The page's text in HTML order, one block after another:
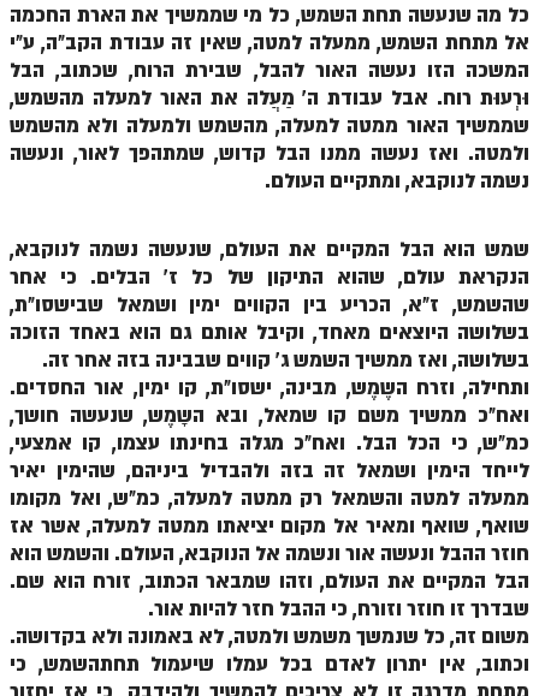
ספר הזוהר פרשת תזריע למתקדמים
זוהר מצורע מתחילים
זוהר מצורע למתקדמים
זוהר אחרי מות למתחילים
זוהר אחרי מות למתקדמים
הזוהר הקדוש – קדושים למתקדמים
ספר הזוהר אמור השקפה
ספר הזוהר אמור מתקדמים
הזוהר הקדוש פרשת בהר למתחילים
הזוהר הקדוש פרשת בהר – מתקדמים
זוהר בחוקותי למתחילים
זוהר הקדוש בחוקותי למתקדמים
ספר הזוהר – במדבר
זוהר במדבר מתחילים
זוהר במדבר מתקדמים
כל מה שנעשה תחת השמש, כל מי שממשיך את הארת החכמה
אל מתחת השמש, ממעלה למטה, שאין זה עבודת הקב"ה, ע"י
המשכה הזו נעשה האור להבל, שבירת הרוח, שכתוב, הבל
וּרְעוּת רוח. אבל עבודת ה' מַעֲלה את האור למעלה מהשמש,
שממשיך האור ממטה למעלה, מהשמש ולמעלה ולא מהשמש
ולמטה. ואז נעשה ממנו הבל קדוש, שמתהפך לאור, ונעשה
נשמה לנוקבא, ומתקיים העולם.
שמש הוא הבל המקיים את העולם, שנעשה נשמה לנוקבא,
הנקראת עולם, שהוא התיקון של כל ז' הבלים. כי אחר
שהשמש, ז"א, הכריע בין הקווים ימין ושמאל שבישסו"ת,
בשלושה היוצאים מאחד, וקיבל אותם גם הוא באחד הזוכה
בשלושה, ואז ממשיך השמש ג' קווים שבבינה בזה אחר זה.
ותחילה, וזרח השֶמֶש, מבינה, ישסו"ת, קו ימין, אור החסדים.
ואח"כ ממשיך משם קו שמאל, ובא השָמֶש, שנעשה חושך,
כמ"ש, כי הכל הבל. ואח"כ מגלה בחינתו עצמו, קו אמצעי,
לייחד הימין ושמאל זה בזה ולהבדיל ביניהם, שהימין יאיר
ממעלה למטה והשמאל רק ממטה למעלה, כמ"ש, ואל מקומו
שואף, שואף ומאיר אל מקום יציאתו ממטה למעלה, אשר אז
חוזר ההבל ונעשה אור ונשמה אל הנוקבא, העולם. והשמש הוא
הבל המקיים את העולם, וזהו שמבאר הכתוב, זורח הוא שם.
שבדרך זו חוזר וזורח, כי ההבל חזר להיות אור.
משום זה, כל שנמשך משמש ולמטה, לא באמונה ולא בקדושה.
וכתוב, אין יתרון לאדם בכל עמלו שיעמול תחתהשמש, כי